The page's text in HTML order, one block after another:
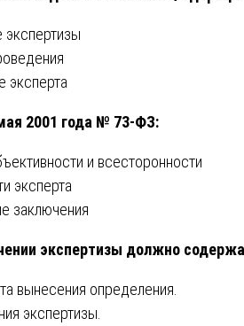
экспертизы
эксперта
2001 года № 73-ФЗ:
и всесторонности
эксперта
заключения
экспертизы должно
вынесения определения.
экспертизы.